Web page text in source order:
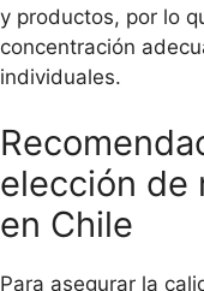
y productos, por lo
concentración
individuales.
elección de
en Chile
Para asegurar la